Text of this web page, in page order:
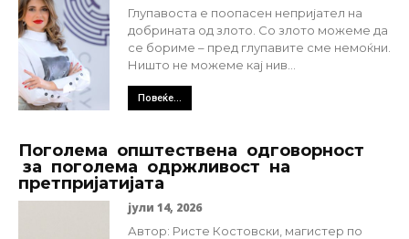
Глупавоста е поопасен непријател на
добрината од злото. Со злото можеме да
се бориме – пред глупавите сме немоќни.
Ништо не можеме кај нив...
Повеќе...
Поголема општествена одговорност
за поголема одржливост на
претпријатијата
јули 14, 2026
Автор: Ристе Костовски, магистер по